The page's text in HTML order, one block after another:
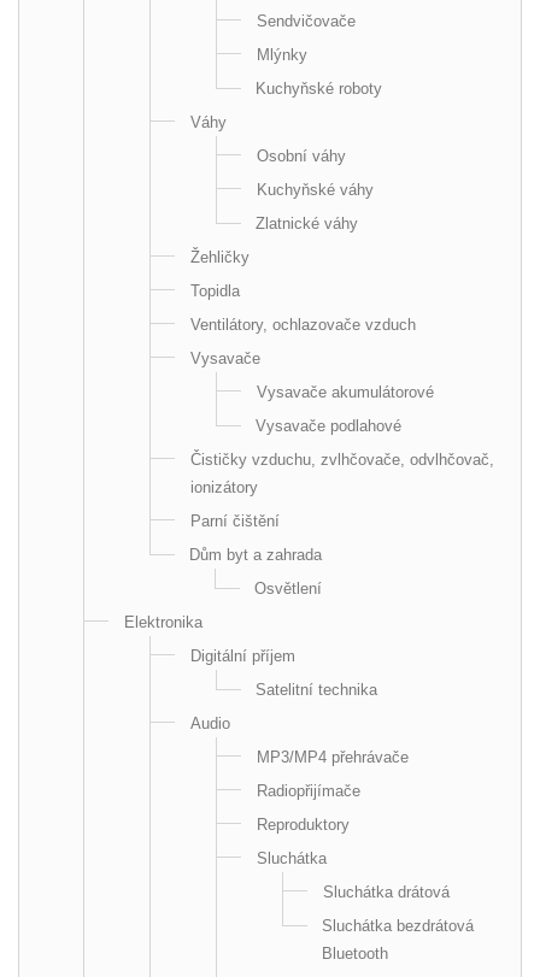
Sendvičovače
Mlýnky
Kuchyňské roboty
Váhy
Osobní váhy
Kuchyňské váhy
Zlatnické váhy
Žehličky
Topidla
Ventilátory, ochlazovače vzduch
Vysavače
Vysavače akumulátorové
Vysavače podlahové
Čističky vzduchu, zvlhčovače, odvlhčovač,
ionizátory
Parní čištění
Dům byt a zahrada
Osvětlení
Elektronika
Digitální příjem
Satelitní technika
Audio
MP3/MP4 přehrávače
Radiopřijímače
Reproduktory
Sluchátka
Sluchátka drátová
Sluchátka bezdrátová
Bluetooth